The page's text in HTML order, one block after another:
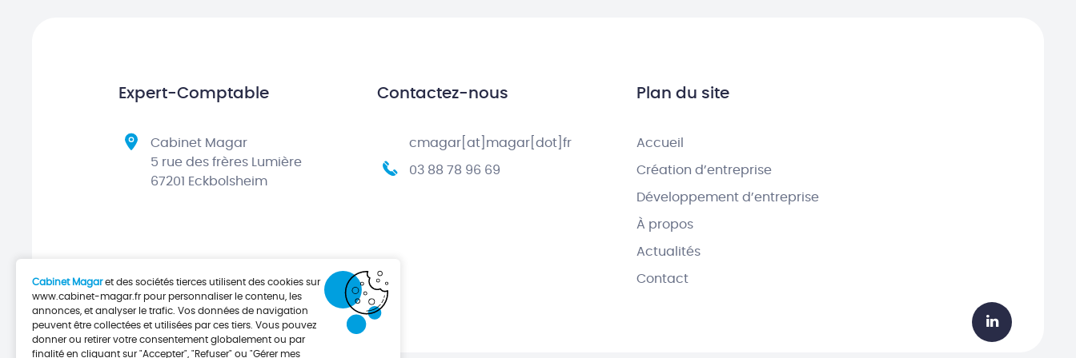
Expert-Comptable
Cabinet Magar
5 rue des frères Lumière
67201 Eckbolsheim
Contactez-nous
cmagar[at]magar[dot]fr
03 88 78 96 69
Plan du site
Accueil
Création d’entreprise
Développement d’entreprise
À propos
Actualités
Contact
Cabinet Magaret des sociétés tierces utilisent des cookies sur
www.cabinet-magar.frpour personnaliser le contenu, les
annonces, et analyser le trafic. Vos données de navigation
peuvent être collectées et utilisées par ces tiers. Vous pouvez
donner ou retirer votre consentement globalement ou par
finalité en cliquant sur "Accepter", "Refuser" ou "Gérer mes